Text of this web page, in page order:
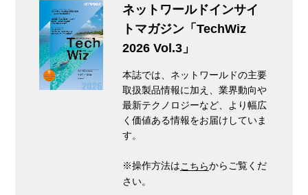
ネットワールドインサイ
トマガジン「TechWiz
2026 Vol.3」
本誌では、ネットワールドの主要
取扱製品情報に加え、業界動向や
最新テクノロジーなど、より幅広
く価値ある情報をお届けしていま
す。
※操作方法はこちらからご覧くだ
さい。